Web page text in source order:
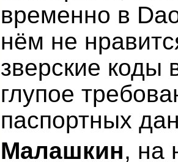
временно в
нём не
зверские коды
глупое
паспортных
Малашкин, на